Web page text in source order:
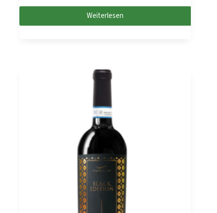
Weiterlesen